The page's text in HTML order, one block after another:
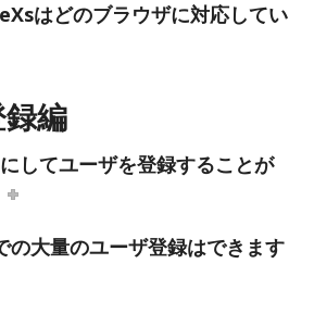
はどのブラウザに対応してい
編
してユーザを登録することが
の大量のユーザ登録はできます